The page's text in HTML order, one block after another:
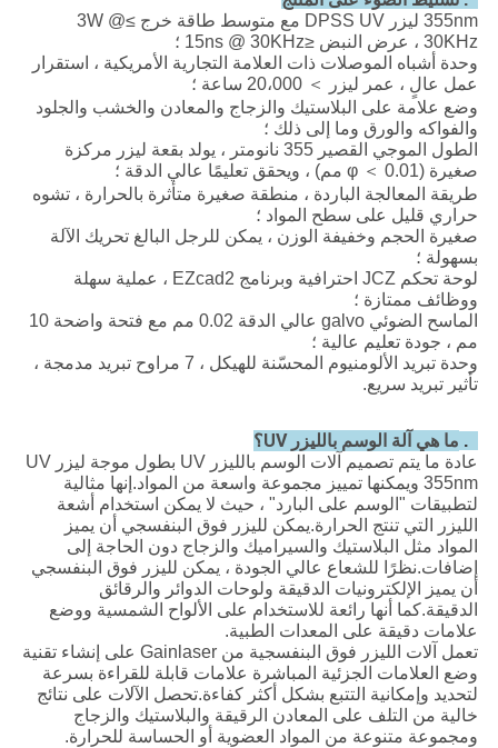
355nm ليزر DPSS UV مع متوسط ​​طاقة خرج ≥3W @
30KHz ، عرض النبض ≤15ns @ 30KHz ؛
وحدة أشباه الموصلات ذات العلامة التجارية الأمريكية ، استقرار
عمل عالٍ ، عمر ليزر ＞ 20،000 ساعة ؛
وضع علامة على البلاستيك والزجاج والمعادن والخشب والجلود
والفواكه والورق وما إلى ذلك ؛
الطول الموجي القصير 355 نانومتر ، يولد بقعة ليزر مركزة
صغيرة (φ ＜ 0.01 مم) ، ويحقق تعليمًا عالي الدقة ؛
طريقة المعالجة الباردة ، منطقة صغيرة متأثرة بالحرارة ، تشوه
حراري قليل على سطح المواد ؛
صغيرة الحجم وخفيفة الوزن ، يمكن للرجل البالغ تحريك الآلة
بسهولة ؛
لوحة تحكم JCZ احترافية وبرنامج EZcad2 ، عملية سهلة
ووظائف ممتازة ؛
الماسح الضوئي galvo عالي الدقة 0.02 مم مع فتحة واضحة 10
مم ، جودة تعليم عالية ؛
وحدة تبريد الألومنيوم المحسّنة للهيكل ، 7 مراوح تبريد مدمجة ،
تأثير تبريد سريع.
ما هي آلة الوسم بالليزر UV؟
عادة ما يتم تصميم آلات الوسم بالليزر UV بطول موجة ليزر UV
355nm ويمكنها تمييز مجموعة واسعة من المواد.إنها مثالية
لتطبيقات "الوسم على البارد" ، حيث لا يمكن استخدام أشعة
الليزر التي تنتج الحرارة.يمكن لليزر فوق البنفسجي أن يميز
المواد مثل البلاستيك والسيراميك والزجاج دون الحاجة إلى
إضافات.نظرًا للشعاع عالي الجودة ، يمكن لليزر فوق البنفسجي
أن يميز الإلكترونيات الدقيقة ولوحات الدوائر والرقائق
الدقيقة.كما أنها رائعة للاستخدام على الألواح الشمسية ووضع
علامات دقيقة على المعدات الطبية.
تعمل آلات الليزر فوق البنفسجية من Gainlaser على إنشاء تقنية
وضع العلامات الجزئية المباشرة علامات قابلة للقراءة بسرعة
لتحديد وإمكانية التتبع بشكل أكثر كفاءة.تحصل الآلات على نتائج
خالية من التلف على المعادن الرقيقة والبلاستيك والزجاج
ومجموعة متنوعة من المواد العضوية أو الحساسة للحرارة.